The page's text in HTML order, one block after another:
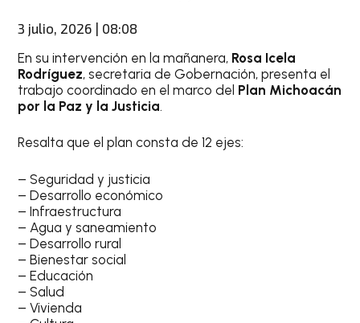
3 julio, 2026 | 08:08
En su intervención en la mañanera, Rosa Icela
Rodríguez, secretaria de Gobernación, presenta el
trabajo coordinado en el marco del Plan Michoacán
por la Paz y la Justicia.
Resalta que el plan consta de 12 ejes:
– Seguridad y justicia
– Desarrollo económico
– Infraestructura
– Agua y saneamiento
– Desarrollo rural
– Bienestar social
– Educación
– Salud
– Vivienda